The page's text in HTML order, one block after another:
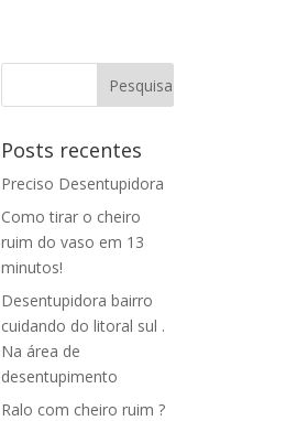
Posts recentes
Preciso Desentupidora
Como tirar o cheiro
ruim do vaso em 13
minutos!
Desentupidora bairro
cuidando do litoral sul .
Na área de
desentupimento
Ralo com cheiro ruim ?